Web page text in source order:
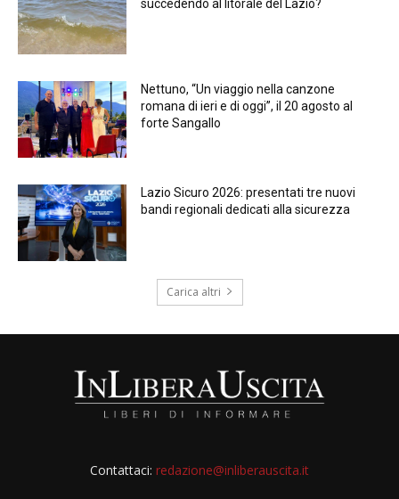
succedendo al litorale del Lazio?
Nettuno, “Un viaggio nella canzone
romana di ieri e di oggi”, il 20 agosto al
forte Sangallo
Lazio Sicuro 2026: presentati tre nuovi
bandi regionali dedicati alla sicurezza
Carica altri
Contattaci: redazione@inliberauscita.it